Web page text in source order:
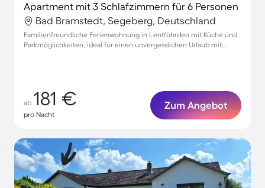
Apartment mit 3 Schlafzimmern für 6 Personen
Bad Bramstedt, Segeberg, Deutschland
Familienfreundliche Ferienwohnung in Lentföhrden mit Küche und
Parkmöglichkeiten, ideal für einen unvergesslichen Urlaub mit
ab 181 €
pro Nacht
Zum Angebot